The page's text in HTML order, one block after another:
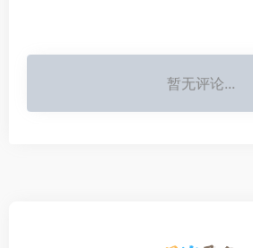
暂无评论...